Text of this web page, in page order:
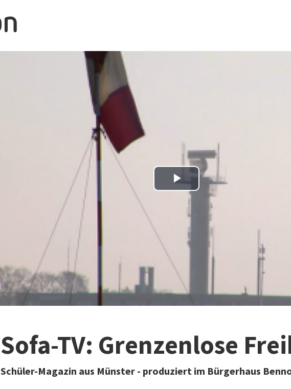
Play
Video
Sofa-TV: Grenzenlose
Schüler-Magazin aus Münster - produziert im Bürgerhaus